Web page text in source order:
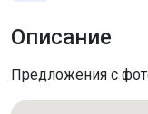
Описание
Предложения с